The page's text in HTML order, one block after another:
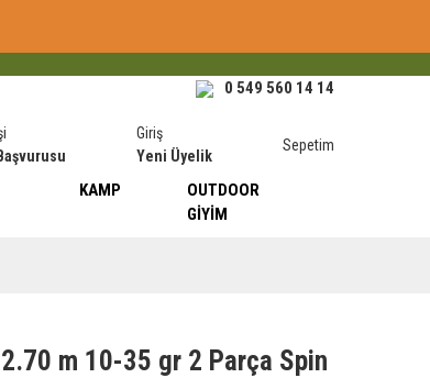
0 549 560 14 14
Giriş
Yeni Üyelik
Sepetim
KAMP
OUTDOOR
GIYIM
m 10-35 gr 2 Parça Spin